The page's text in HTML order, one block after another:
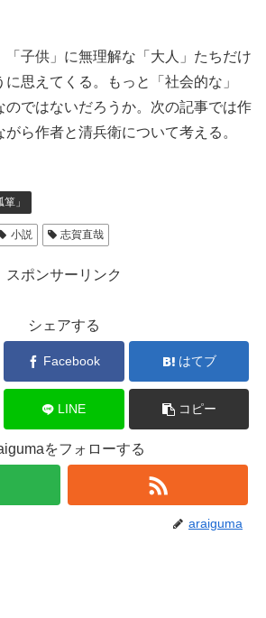
「子供」に無理解な「大人」たちだけ
思えてくる。もっと「社会的な」
のではないだろうか。次の記事では作
ら作者と清兵衛について考える。
」
小説 志賀直哉
スポンサーリンク
シェアする
Facebook はてブ
LINE コピー
をフォローする
araiguma